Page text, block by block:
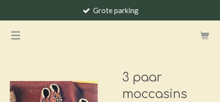
naar
Grote parking
3 paar
moccasins